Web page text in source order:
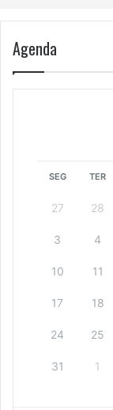
Agenda
SEG TER
27 28
3 4
10 11
17 18
24 25
31 1